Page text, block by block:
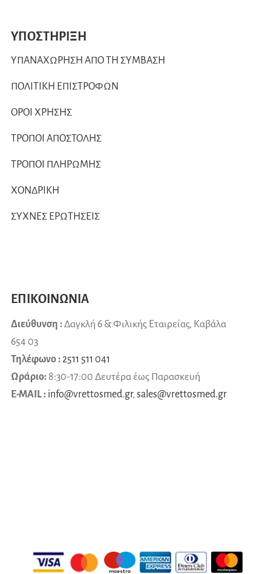
ΥΠΟΣΤΗΡΙΞΗ
ΥΠΑΝΑΧΩΡΗΣΗ ΑΠΟ ΤΗ ΣΥΜΒΑΣΗ
ΠΟΛΙΤΙΚΗ ΕΠΙΣΤΡΟΦΩΝ
ΟΡΟΙ ΧΡΗΣΗΣ
ΤΡΟΠΟΙ ΑΠΟΣΤΟΛΗΣ
ΤΡΟΠΟΙ ΠΛΗΡΩΜΗΣ
ΧΟΝΔΡΙΚΗ
ΣΥΧΝΕΣ ΕΡΩΤΗΣΕΙΣ
ΕΠΙΚΟΙΝΩΝΙΑ
Διεύθυνση :Δαγκλή 6 & Φιλικής Εταιρείας, Καβάλα
654 03
Τηλέφωνο :2511 511 041
Ωράριο: 8:30-17:00 Δευτέρα έως Παρασκευή
E-MAIL : info@vrettosmed.gr, sales@vrettosmed.gr